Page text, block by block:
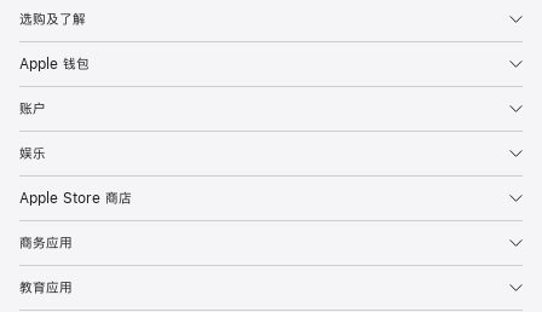
选购及了解
Apple 钱包
账户
娱乐
Apple Store 商店
商务应用
教育应用